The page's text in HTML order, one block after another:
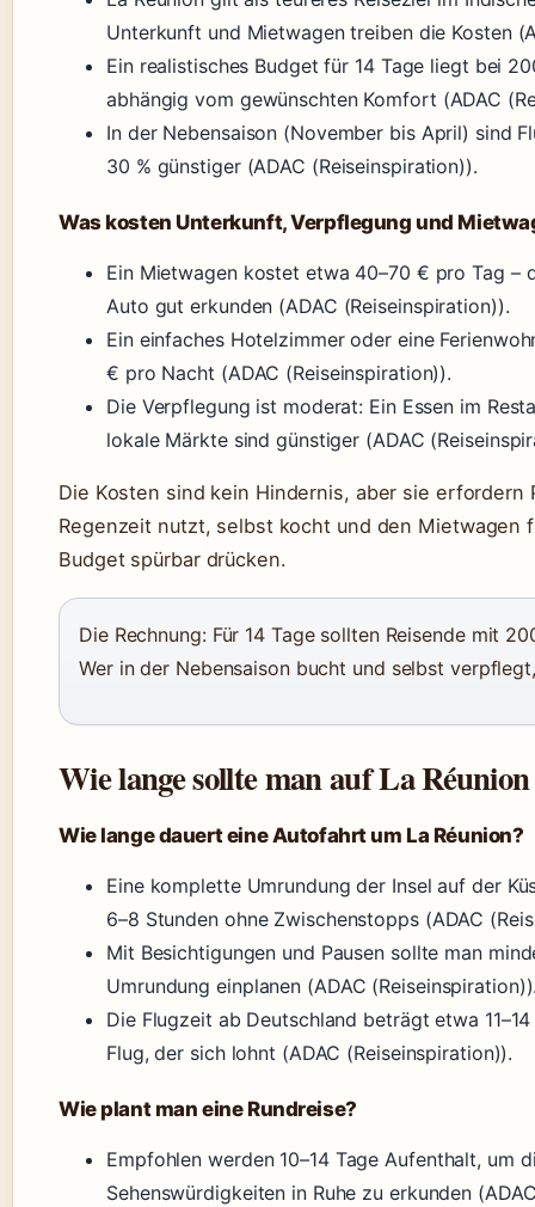
Unterkunft und Mietwagen treiben die Kosten
Ein realistisches Budget für 14 Tage liegt bei
abhängig vom gewünschten Komfort (ADAC
In der Nebensaison (November bis April) sind
30 % günstiger (ADAC (Reiseinspiration)).
Was kosten Unterkunft, Verpflegung und
Ein Mietwagen kostet etwa 40–70 € pro Tag –
Auto gut erkunden (ADAC (Reiseinspiration)).
Ein einfaches Hotelzimmer oder eine
€ pro Nacht (ADAC (Reiseinspiration)).
Die Verpflegung ist moderat: Ein Essen im
lokale Märkte sind günstiger (ADAC
Die Kosten sind kein Hindernis, aber sie erfordern
Regenzeit nutzt, selbst kocht und den Mietwagen
Budget spürbar drücken.
Die Rechnung: Für 14 Tage sollten Reisende mit
Wer in der Nebensaison bucht und selbst
Wie lange sollte man auf La
Wie lange dauert eine Autofahrt um La Réunion?
Eine komplette Umrundung der Insel auf der
6–8 Stunden ohne Zwischenstopps (ADAC
Mit Besichtigungen und Pausen sollte man
Umrundung einplanen (ADAC
Die Flugzeit ab Deutschland beträgt etwa
Flug, der sich lohnt (ADAC (Reiseinspiration)).
Wie plant man eine Rundreise?
Empfohlen werden 10–14 Tage Aufenthalt, um
Sehenswürdigkeiten in Ruhe zu erkunden